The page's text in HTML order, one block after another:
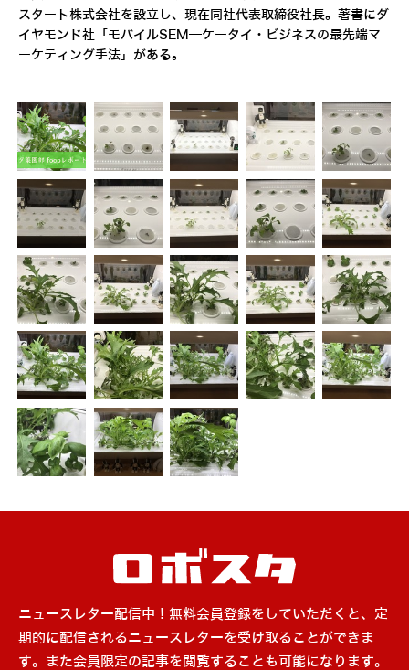
スタート株式会社を設立し、現在同社代表取締役社長。著書にダ
イヤモンド社「モバイルSEM―ケータイ・ビジネスの最先端マ
ーケティング手法」がある。
ニュースレター配信中！無料会員登録をしていただくと、定
期的に配信されるニュースレターを受け取ることができま
す。また会員限定の記事を閲覧することも可能になります。